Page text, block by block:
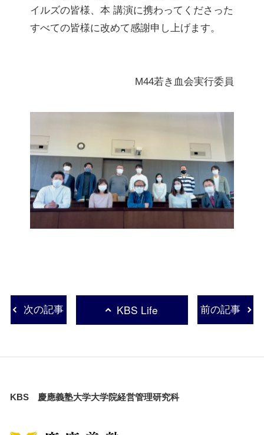
イルズの皆様、本 講演に携わってくださった
すべての皆様に改めて感謝申し上げます。
M44若き血会実行委員
次の記事 KBS Life 前の記事
KBS 慶應義塾大学大学院経営管理研究科